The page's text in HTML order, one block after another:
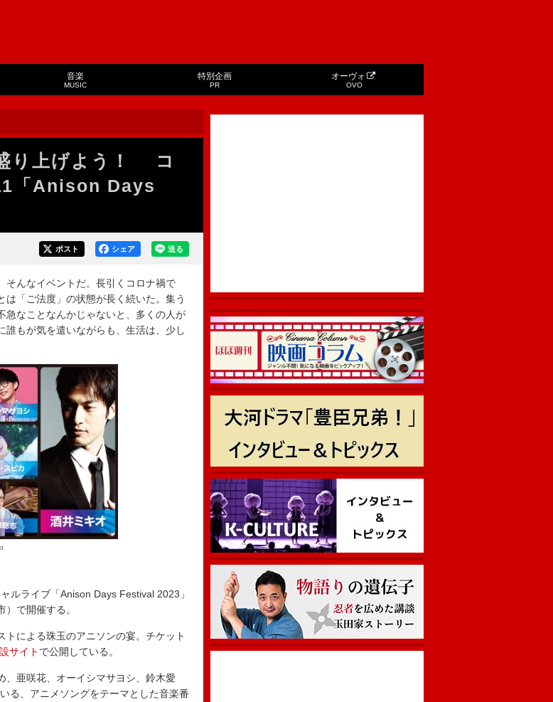
音楽
MUSIC
特別企画
PR
オーヴォ
OVO
り上げよう！ コ
「Anison Days
送る
シェア
ポスト
んなイベントだ。長引くコロナ禍で
「ご法度」の状態が長く続いた。集う
急なことなんかじゃないと、多くの人が
もが気を遣いながらも、生活は、少し
ルライブ「Anison Days Festival 2023」
で開催する。
による珠玉のアニソンの宴。チケット
サイト で公開している。
亜咲花、オーイシマサヨシ、鈴木愛
る、アニメソングをテーマとした音楽番